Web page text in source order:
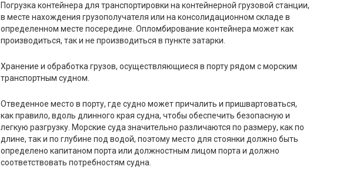
Погрузка контейнера для транспортировки на контейнерной грузовой станции,
в месте нахождения грузополучателя или на консолидационном складе в
определенном месте посередине. Опломбирование контейнера может как
производиться, так и не производиться в пункте затарки.
Хранение и обработка грузов, осуществляющиеся в порту рядом с морским
транспортным судном.
Отведенное место в порту, где судно может причалить и пришвартоваться,
как правило, вдоль длинного края судна, чтобы обеспечить безопасную и
легкую разгрузку. Морские суда значительно различаются по размеру, как по
длине, так и по глубине под водой, поэтому место для стоянки должно быть
определено капитаном порта или должностным лицом порта и должно
соответствовать потребностям судна.